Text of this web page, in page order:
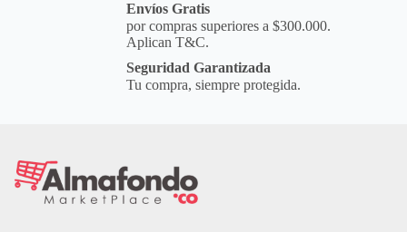
Envíos Gratis
por compras superiores a $300.000.
Aplican T&C.
Seguridad Garantizada
Tu compra, siempre protegida.